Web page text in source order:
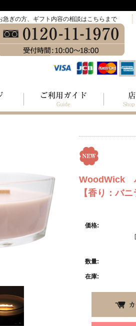
急ぎの方、ギフト内容の相談はこちらまで
WoodWick
【香り：バ
価格:
数量:
在庫: